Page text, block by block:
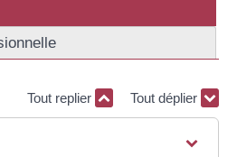
Tout replier Tout déplier